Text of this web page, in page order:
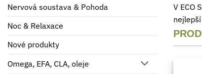
Nervová soustava & Pohoda
Noc & Relaxace
Nové produkty
Omega, EFA, CLA, oleje
V ECO